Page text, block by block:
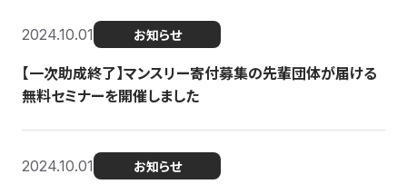
2024.10.01 お知らせ
【一次助成終了】マンスリー寄付募集の先輩団体が届ける
無料セミナーを開催しました
2024.10.01 お知らせ